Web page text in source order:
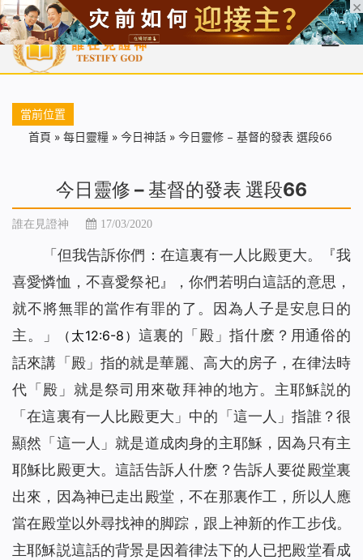
首頁 每日靈糧 天國福音 基督徒見證 信仰解答 聖經
當前位置
首頁 » 每日靈糧 » 今日神話 » 今日靈修 – 基督的發表 選段66
今日靈修 – 基督的發表 選段66
誰在見證神 17/03/2020
「但我告訴你們：在這裏有一人比殿更大。『我
喜愛憐恤，不喜愛祭祀』，你們若明白這話的意思，
就不將無罪的當作有罪的了。因為人子是安息日的
主。」
（太12:6-8） 這裏的「殿」指什麽？用通俗的
話來講「殿」指的就是華麗、高大的房子，在律法時
代「殿」就是祭司用來敬拜神的地方。主耶穌説的
「在這裏有一人比殿更大」中的「這一人」指誰？很
顯然「這一人」就是道成肉身的主耶穌，因為只有主
耶穌比殿更大。這話告訴人什麽？告訴人要從殿堂裏
出來，因為神已走出殿堂，不在那裏作工，所以人應
當在殿堂以外尋找神的脚踪，跟上神新的作工步伐。
主耶穌説這話的背景是因着律法下的人已把殿堂看成